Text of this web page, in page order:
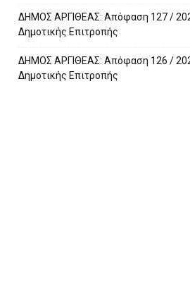
ΔΗΜΟΣ ΑΡΓΙΘΕΑΣ: Απόφαση 127 /
Δημοτικής Επιτροπής
ΔΗΜΟΣ ΑΡΓΙΘΕΑΣ: Απόφαση 126 /
Δημοτικής Επιτροπής